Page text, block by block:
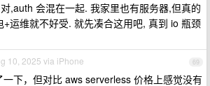
对,auth 会混在一起. 我家里也有服务器,但真的
+运维就不好受. 就先凑合这用吧, 真到 io 瓶颈
69
10, 2025 via iPhone
一下，但对比 aws serverless 价格上感觉没有